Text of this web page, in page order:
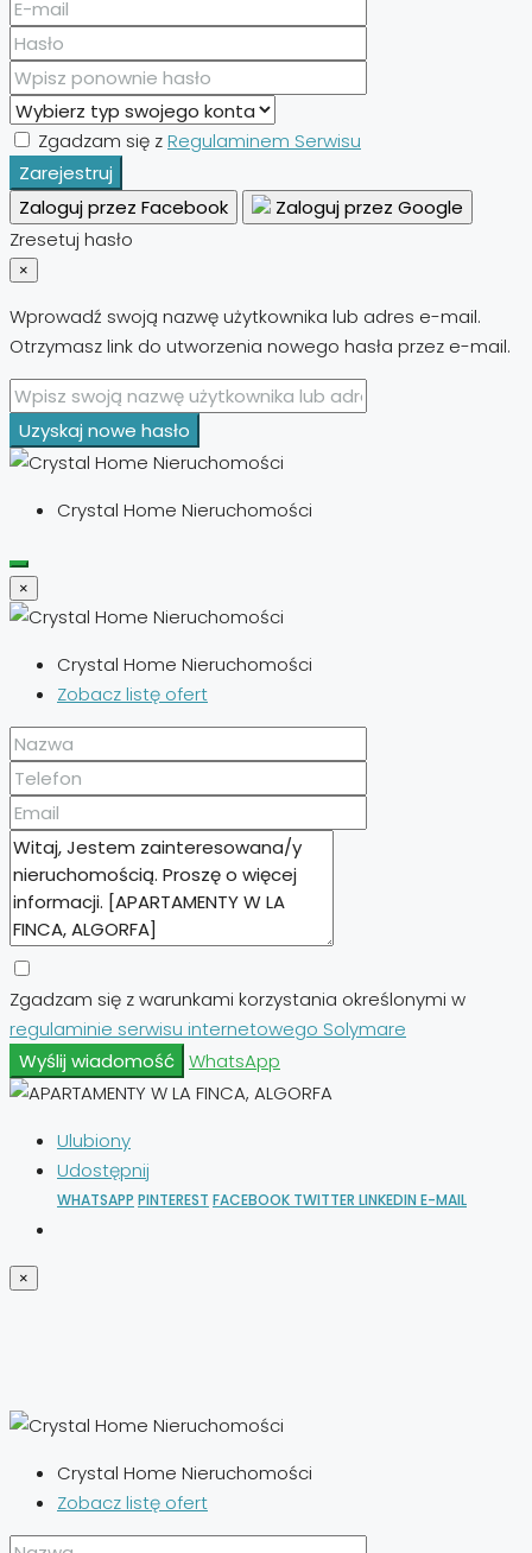
Zgadzam się zRegulaminem Serwisu
Zarejestruj
Zaloguj przez Facebook
Zaloguj przez Google
Zresetuj hasło
×
Wprowadź swoją nazwę użytkownika lub adres e-mail.
Otrzymasz link do utworzenia nowego hasła przez e-mail.
Uzyskaj nowe hasło
Crystal Home Nieruchomości
×
Crystal Home Nieruchomości
Zobacz listę ofert
Zgadzam się z warunkami korzystania określonymi w
regulaminie serwisu internetowego Solymare
Wyślij wiadomość WhatsApp
Ulubiony
Udostępnij
WHATSAPP PINTEREST FACEBOOK TWITTER LINKEDIN E-MAIL
×
Crystal Home Nieruchomości
Zobacz listę ofert